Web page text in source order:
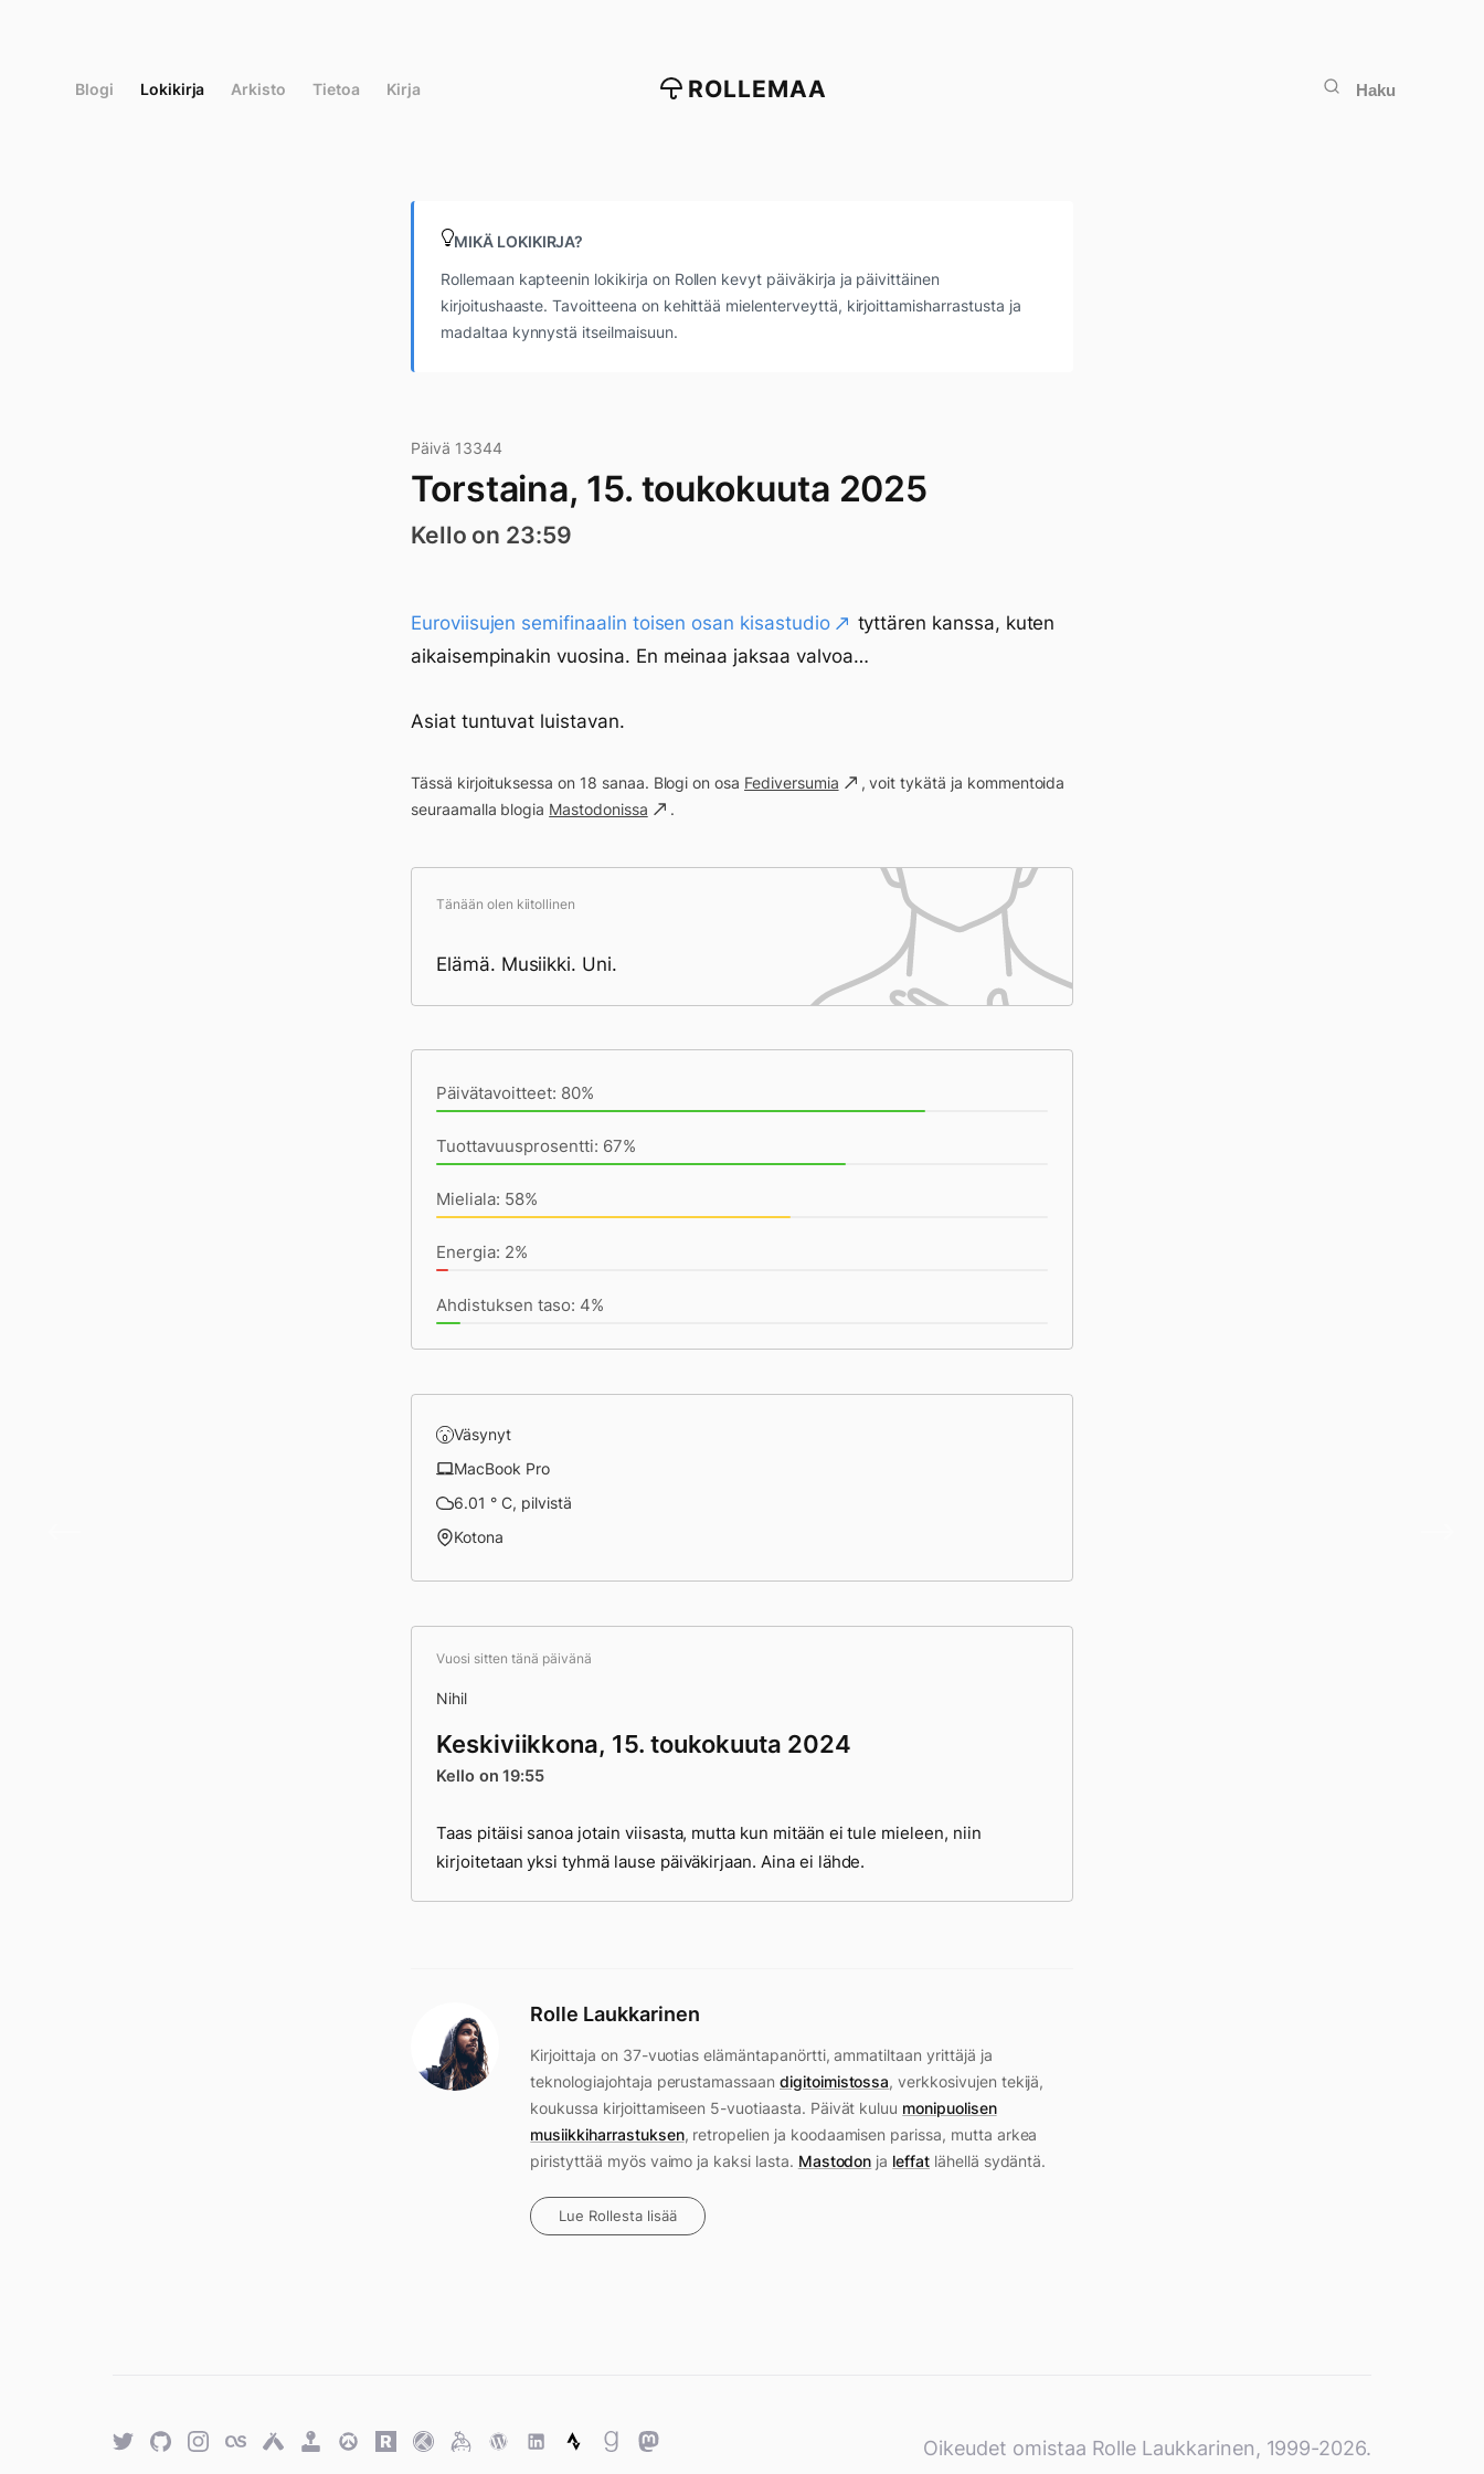
Blogi Lokikirja Arkisto Tietoa Kirja ROLLEMAA Haku
MIKÄ LOKIKIRJA?
Rollemaan kapteenin lokikirja on Rollen kevyt päiväkirja ja päivittäinen
kirjoitushaaste. Tavoitteena on kehittää mielenterveyttä, kirjoittamisharrastusta ja
madaltaa kynnystä itseilmaisuun.
Päivä 13344
Torstaina, 15. toukokuuta 2025
Kello on 23:59
Euroviisujen semifinaalin toisen osan kisastudio
tyttären kanssa, kuten
aikaisempinakin vuosina. En meinaa jaksaa valvoa…
Asiat tuntuvat luistavan.
Tässä kirjoituksessa on 18 sanaa. Blogi on osa Fediversumia
, voit tykätä ja kommentoida
seuraamalla blogia Mastodonissa .
Tänään olen kiitollinen
Elämä. Musiikki. Uni.
Päivätavoitteet: 80%
Tuottavuusprosentti: 67%
Mieliala: 58%
Energia: 2%
Ahdistuksen taso: 4%
Väsynyt
MacBook Pro
6.01 ° C, pilvistä
Kotona
Vuosi sitten tänä päivänä
Nihil
Keskiviikkona, 15. toukokuuta 2024
Kello on 19:55
Taas pitäisi sanoa jotain viisasta, mutta kun mitään ei tule mieleen, niin
kirjoitetaan yksi tyhmä lause päiväkirjaan. Aina ei lähde.
Rolle Laukkarinen
Kirjoittaja on 37-vuotias elämäntapanörtti, ammatiltaan yrittäjä ja
teknologiajohtaja perustamassaan digitoimistossa, verkkosivujen tekijä,
koukussa kirjoittamiseen 5-vuotiaasta. Päivät kuluu monipuolisen
musiikkiharrastuksen, retropelien ja koodaamisen parissa, mutta arkea
piristyttää myös vaimo ja kaksi lasta. Mastodon ja leffatlähellä sydäntä.
Lue Rollesta lisää
Päivä 13345
TwitterGitHubTwitterLast.fmUntappd
RetroOverwatch
Rawg.ioTraktKeybaseWordPress
WordPress
StravaGoodreads
Mastodon Oikeudet omistaa Rolle Laukkarinen, 1999-2026.